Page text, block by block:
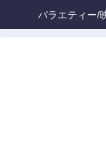
バラエティー/